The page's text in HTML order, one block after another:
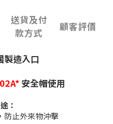
送貨及付
款方式
顧客評價
製造入口
安全帽使用
：
防止外來物沖擊